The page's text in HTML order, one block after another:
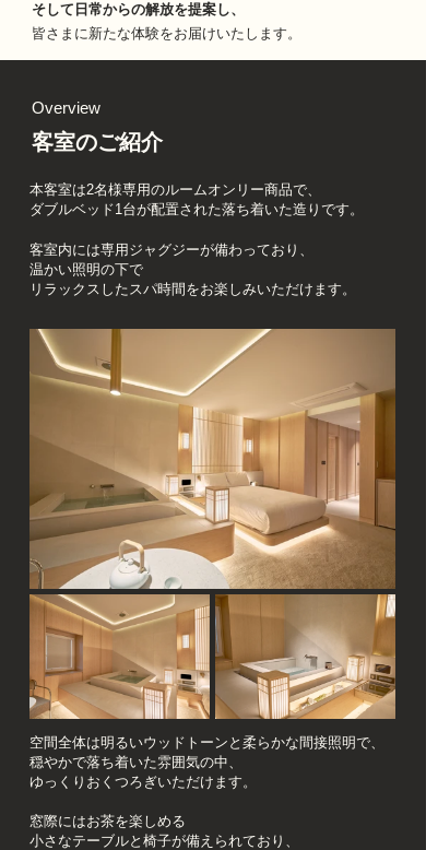
そして日常からの解放を提案し、
皆さまに新たな体験をお届けいたします。
Overview
客室のご紹介
本客室は2名様専用のルームオンリー商品で、
ダブルベッド1台が配置された落ち着いた造りです。
客室内には専用ジャグジーが備わっており、
温かい照明の下で
リラックスしたスパ時間をお楽しみいただけます。
空間全体は明るいウッドトーンと柔らかな間接照明で、
穏やかで落ち着いた雰囲気の中、
ゆっくりおくつろぎいただけます。
窓際にはお茶を楽しめる
小さなテーブルと椅子が備えられており、